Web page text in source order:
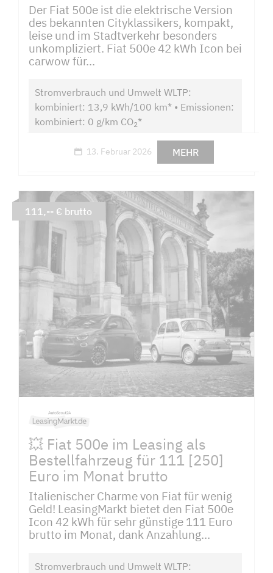
Der Fiat 500e ist die elektrische Version
des bekannten Cityklassikers, kompakt,
leise und im Stadtverkehr besonders
unkompliziert. Fiat 500e 42 kWh Icon bei
carwow für...
Stromverbrauch und Umwelt WLTP:
kombiniert: 13,9 kWh/100 km* • Emissionen:
kombiniert: 0 g/km CO2*
13. Februar 2026 MEHR
💥 Fiat 500e im Leasing als
Bestellfahrzeug für 111 [250]
Euro im Monat brutto
Italienischer Charme von Fiat für wenig
Geld! LeasingMarkt bietet den Fiat 500e
Icon 42 kWh für sehr günstige 111 Euro
brutto im Monat, dank Anzahlung...
Stromverbrauch und Umwelt WLTP:
111,-- € brutto